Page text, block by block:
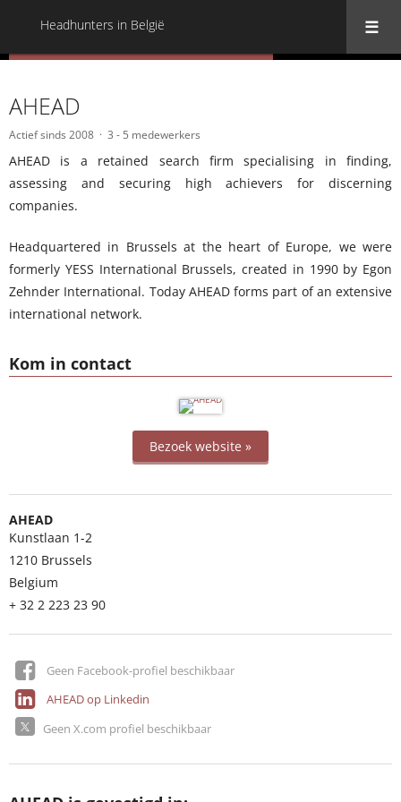
Headhunters in België
Kom in contact
Bezoek website »
AHEAD
Kunstlaan 1-2
1210 Brussels
Belgium
+ 32 2 223 23 90
Geen Facebook-profiel beschikbaar
AHEAD op Linkedin
Geen X.com profiel beschikbaar
AHEAD
Actief sinds 2008 3 - 5 medewerkers
AHEAD is a retained search firm specialising in finding,
assessing and securing high achievers for discerning
companies.
Headquartered in Brussels at the heart of Europe, we were
formerly YESS International Brussels, created in 1990 by Egon
Zehnder International. Today AHEAD forms part of an extensive
international network.